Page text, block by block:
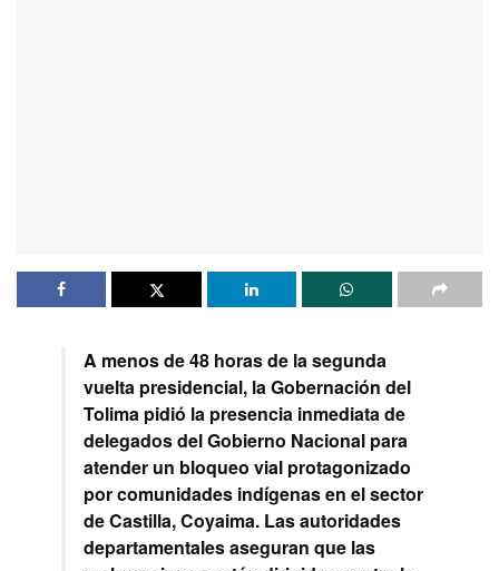
A menos de 48 horas de la segunda
vuelta presidencial, la Gobernación del
Tolima pidió la presencia inmediata de
delegados del Gobierno Nacional para
atender un bloqueo vial protagonizado
por comunidades indígenas en el sector
de Castilla, Coyaima. Las autoridades
departamentales aseguran que las